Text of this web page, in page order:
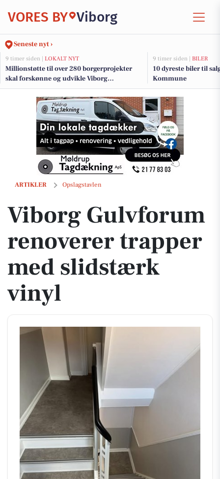
VORES BY Viborg
Seneste nyt ›
9 timer siden | LOKALT NYT
Millionstøtte til over 280 borgerprojekter
skal forskønne og udvikle Viborg
Kommunes mindre byer
9 timer siden | BILER
10 dyreste biler til
Kommune
ARTIKLER Opslagstavlen
Viborg Gulvforum renoverer trapper med slidstærk vinyl
Viborg Gulvforum
renoverer trapper
med slidstærk
vinyl